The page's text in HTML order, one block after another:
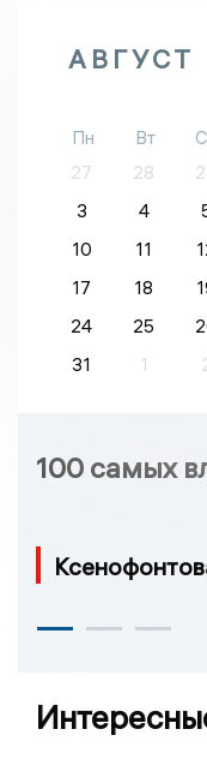
АВГУСТ
Пн Вт
27
28
3
4
10
11
17
18
24
25
31
1
100 самых